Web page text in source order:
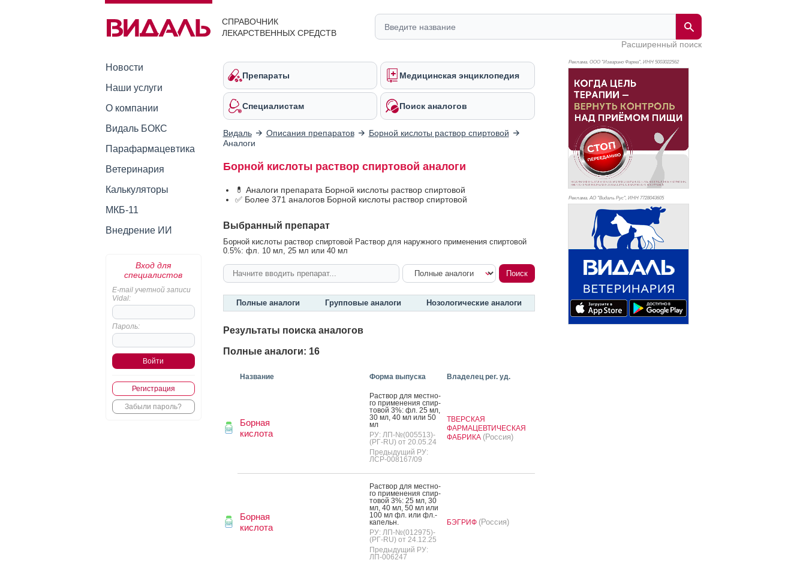
СПРАВОЧНИК
ЛЕКАРСТВЕННЫХ СРЕДСТВ
Расширенный поиск
Новости
Наши услуги
О компании
Видаль БОКС
Парафармацевтика
Ветеринария
Калькуляторы
МКБ-11
Внедрение ИИ
Вход для
специалистов
E-mail учетной записи
Vidal:
Пароль:
Регистрация
Забыли пароль?
Препараты Медицинская энциклопедия
Специалистам Поиск аналогов
Видаль Описания препаратов
Борной кислоты раствор спиртовой
Аналоги
Борной кислоты раствор спиртовой аналоги
💊 Аналоги препарата Борной кислоты раствор спиртовой
✅ Более 371 аналогов Борной кислоты раствор спиртовой
Выбранный препарат
Борной кислоты раствор спиртовой Раствор для наружного применения спиртовой
0.5%: фл. 10 мл, 25 мл или 40 мл
Полные аналоги Групповые аналоги Нозологические аналоги
Результаты поиска аналогов
Полные аналоги: 16
Название Форма выпуска Владелец рег. уд.
Борная
кислота
Рас­твор для мес­тно­
го при­мене­ния спир­
то­вой 3%: фл. 25 мл,
30 мл, 40 мл или 50
мл
РУ: ЛП-№(005513)-
(РГ-RU) от 20.05.24
Предыдущий РУ:
ЛСР-008167/09
ТВЕРСКАЯ
ФАРМАЦЕВТИЧЕСКАЯ
ФАБРИКА (Россия)
Борная
кислота
Рас­твор для мес­тно­
го при­мене­ния спир­
то­вой 3%: 25 мл, 30
мл, 40 мл, 50 мл или
100 мл фл. или фл.-
ка­пельн.
РУ: ЛП-№(012975)-
(РГ-RU) от 24.12.25
Предыдущий РУ:
ЛП-006247
БЭГРИФ (Россия)
Реклама. ООО "Изварино Фарма", ИНН 5003022562
Реклама. АО "Видаль Рус", ИНН 7728043605